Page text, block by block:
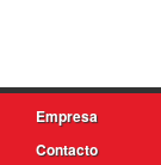
Empresa
Contacto